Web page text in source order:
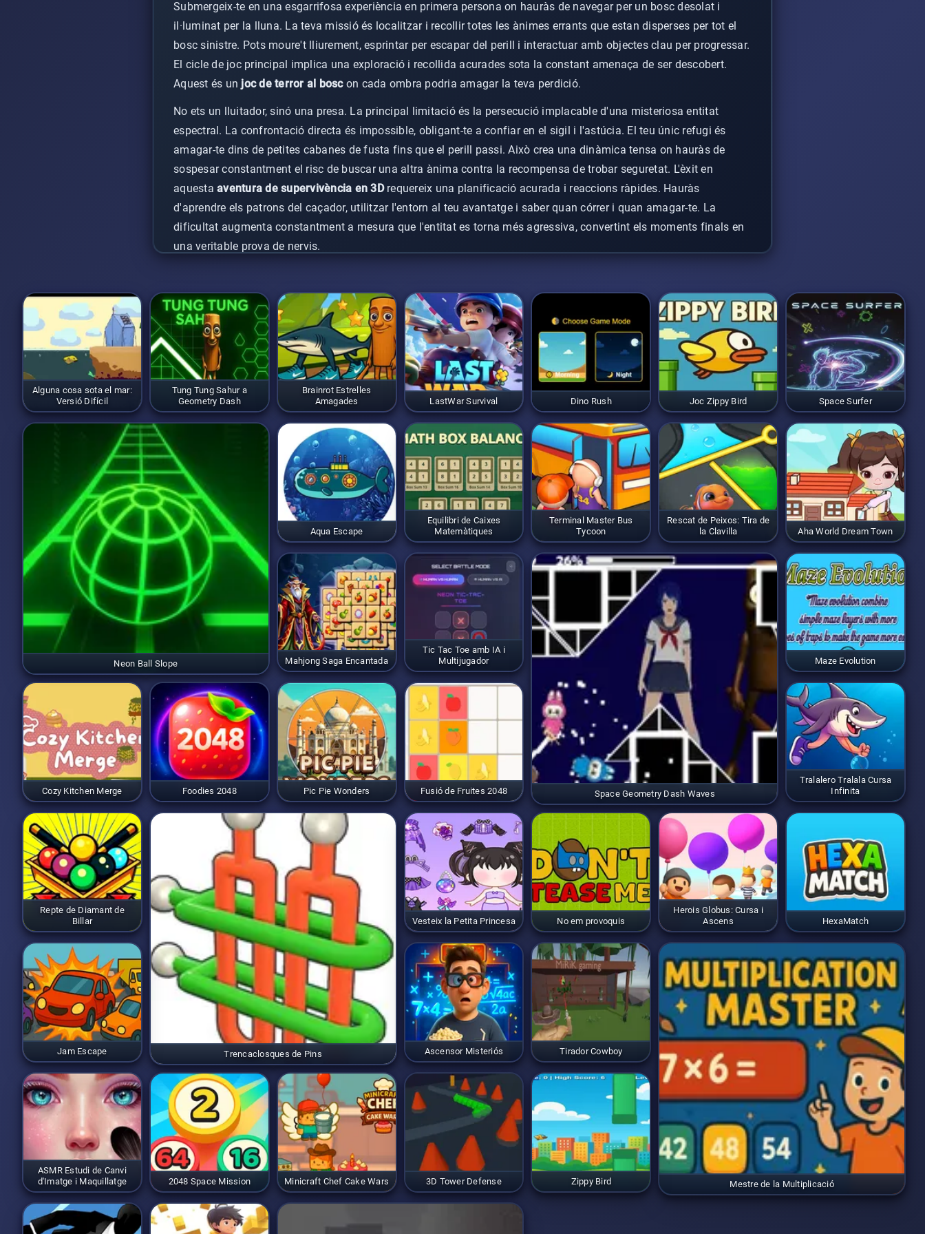
Submergeix-te en una esgarrifosa experiència en primera persona on hauràs de navegar per un bosc desolat i
il·luminat per la lluna. La teva missió és localitzar i recollir totes les ànimes errants que estan disperses per tot el
bosc sinistre. Pots moure't lliurement, esprintar per escapar del perill i interactuar amb objectes clau per progressar.
El cicle de joc principal implica una exploració i recollida acurades sota la constant amenaça de ser descobert.
Aquest és un joc de terror al boscon cada ombra podria amagar la teva perdició.
No ets un lluitador, sinó una presa. La principal limitació és la persecució implacable d'una misteriosa entitat
espectral. La confrontació directa és impossible, obligant-te a confiar en el sigil i l'astúcia. El teu únic refugi és
amagar-te dins de petites cabanes de fusta fins que el perill passi. Això crea una dinàmica tensa on hauràs de
sospesar constantment el risc de buscar una altra ànima contra la recompensa de trobar seguretat. L'èxit en
aquesta aventura de supervivència en 3Drequereix una planificació acurada i reaccions ràpides. Hauràs
d'aprendre els patrons del caçador, utilitzar l'entorn al teu avantatge i saber quan córrer i quan amagar-te. La
dificultat augmenta constantment a mesura que l'entitat es torna més agressiva, convertint els moments finals en
una veritable prova de nervis.
Alguna cosa sota el mar:
Versió Difícil
Tung Tung Sahur a
Geometry Dash
Brainrot Estrelles
Amagades
LastWar Survival Dino Rush Joc Zippy Bird Space Surfer
Neon Ball Slope
Aqua Escape
Equilibri de Caixes
Matemàtiques
Terminal Master Bus
Tycoon
Rescat de Peixos: Tira de
la Clavilla
Aha World Dream Town
Mahjong Saga Encantada
Tic Tac Toe amb IA i
Multijugador
Space Geometry Dash Waves
Maze Evolution
Cozy Kitchen Merge Foodies 2048 Pic Pie Wonders Fusió de Fruites 2048
Tralalero Tralala Cursa
Infinita
Repte de Diamant de
Billar
Trencaclosques de Pins
Vesteix la Petita Princesa No em provoquis
Herois Globus: Cursa i
Ascens
HexaMatch
Jam Escape Ascensor Misteriós Tirador Cowboy
Mestre de la Multiplicació
ASMR Estudi de Canvi
d'Imatge i Maquillatge
2048 Space Mission Minicraft Chef Cake Wars 3D Tower Defense Zippy Bird